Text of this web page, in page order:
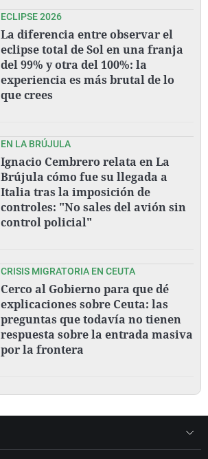
ECLIPSE 2026
La diferencia entre observar el
eclipse total de Sol en una franja
del 99% y otra del 100%: la
experiencia es más brutal de lo
que crees
EN LA BRÚJULA
Ignacio Cembrero relata en La
Brújula cómo fue su llegada a
Italia tras la imposición de
controles: "No sales del avión sin
control policial"
CRISIS MIGRATORIA EN CEUTA
Cerco al Gobierno para que dé
explicaciones sobre Ceuta: las
preguntas que todavía no tienen
respuesta sobre la entrada masiva
por la frontera